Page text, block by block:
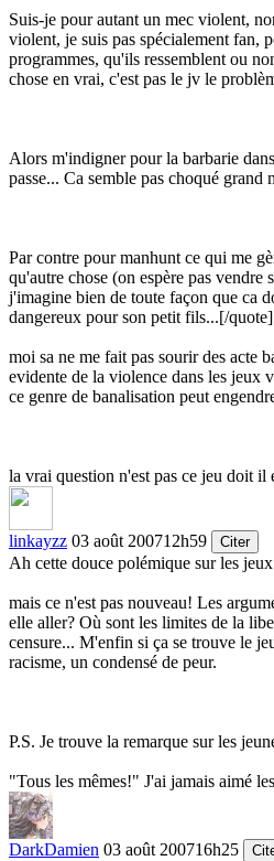
Suis-je pour autant un mec violent,
violent, je suis pas spécialement fan,
programmes, qu'ils ressemblent ou
chose en vrai, c'est pas le jv le
Alors m'indigner pour la barbarie
passe... Ca semble pas choqué
Par contre pour manhunt ce qui me
qu'autre chose (on espère pas
j'imagine bien de toute façon que ca
dangereux pour son petit fils...[/quote]
moi sa ne me fait pas sourir des acte
evidente de la violence dans les jeux
ce genre de banalisation peut
la vrai question n'est pas ce jeu doit
linkayzz 03 août 200712h59 Citer
Ah cette douce polémique sur les
mais ce n'est pas nouveau! Les
elle aller? Où sont les limites de la
censure... M'enfin si ça se trouve le
racisme, un condensé de peur.
P.S. Je trouve la remarque sur les
"Tous les mêmes!" J'ai jamais aimé
DarkDamien 03 août 200716h25